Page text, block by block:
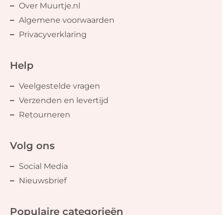
Over Muurtje.nl
Algemene voorwaarden
Privacyverklaring
Help
Veelgestelde vragen
Verzenden en levertijd
Retourneren
Volg ons
Social Media
Nieuwsbrief
Populaire categorieën